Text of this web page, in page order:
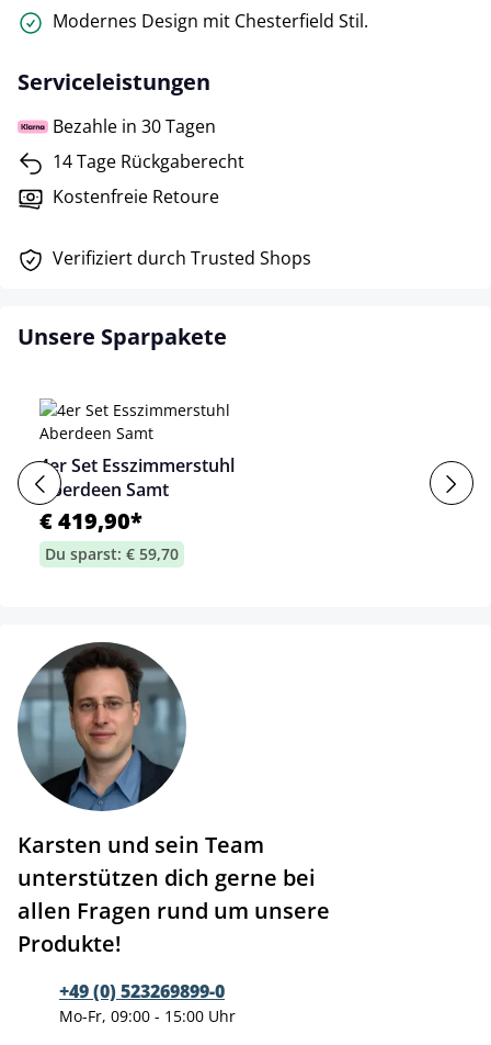
Modernes Design mit Chesterfield Stil.
Serviceleistungen
Bezahle in 30 Tagen
14 Tage Rückgaberecht
Kostenfreie Retoure
Verifiziert durch Trusted Shops
Unsere Sparpakete
4er Set Esszimmerstuhl
Aberdeen Samt
€ 419,90*
Du sparst: € 59,70
Karsten und sein Team
unterstützen dich gerne bei
allen Fragen rund um unsere
Produkte!
+49 (0) 523269899-0
Mo-Fr, 09:00 - 15:00 Uhr